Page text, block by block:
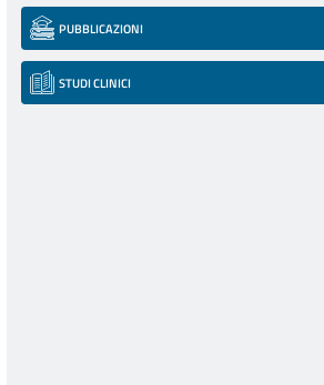
PUBBLICAZIONI
STUDI CLINICI